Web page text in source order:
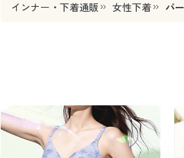
インナー・下着通販 女性下着 パ